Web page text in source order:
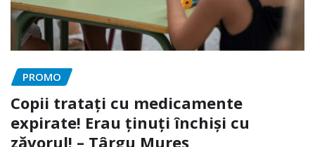
PROMO
Copii tratați cu medicamente
expirate! Erau ținuți închiși cu
zăvorul! – Târgu Mureș